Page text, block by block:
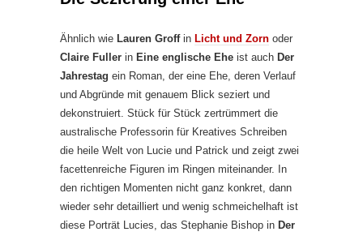
Ähnlich wie Lauren Groffin Licht und Zorn oder
Claire Fuller in Eine englische Ehe ist auch Der
Jahrestag ein Roman, der eine Ehe, deren Verlauf
und Abgründe mit genauem Blick seziert und
dekonstruiert. Stück für Stück zertrümmert die
australische Professorin für Kreatives Schreiben
die heile Welt von Lucie und Patrick und zeigt zwei
facettenreiche Figuren im Ringen miteinander. In
den richtigen Momenten nicht ganz konkret, dann
wieder sehr detailliert und wenig schmeichelhaft ist
diese Porträt Lucies, das Stephanie Bishop in Der